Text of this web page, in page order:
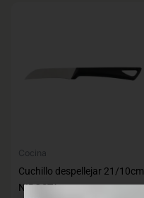
Cocina
Cuchillo despellejar 21/10cm
NIROSTA